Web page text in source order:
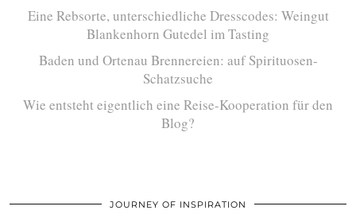
Eine Rebsorte, unterschiedliche Dresscodes: Weingut
Blankenhorn Gutedel im Tasting
Baden und Ortenau Brennereien: auf Spirituosen-
Schatzsuche
Wie entsteht eigentlich eine Reise-Kooperation für den
Blog?
JOURNEY OF INSPIRATION